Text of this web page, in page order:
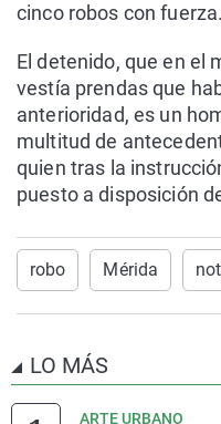
cinco robos con fuerza.
El detenido, que en el
vestía prendas que
anterioridad, es un
multitud de
quien tras la
puesto a disposición
robo Mérida
LO MÁS
ARTE URBANO